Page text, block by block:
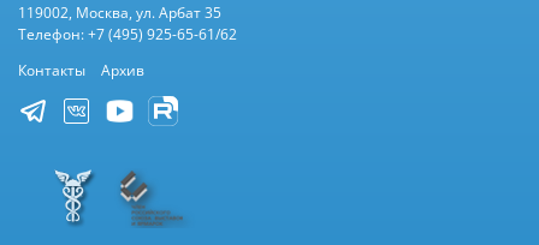
119002, Москва, ул. Арбат 35
Телефон: +7 (495) 925-65-61/62
Контакты
Архив